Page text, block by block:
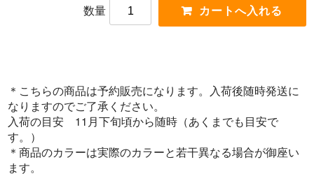
数量
＊こちらの商品は予約販売になります。入荷後随時発送に
なりますのでご了承ください。
入荷の目安 11月下旬頃から随時（あくまでも目安で
す。）
＊商品のカラーは実際のカラーと若干異なる場合が御座い
ます。